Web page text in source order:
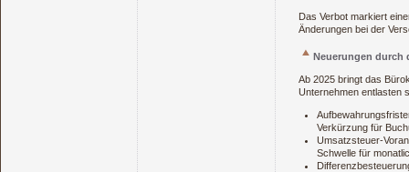
Das Verbot markiert
Änderungen bei der
Neuerungen durch
Ab 2025 bringt das
Unternehmen entlasten
Verkürzung für
Umsatzsteuer-
Schwelle für